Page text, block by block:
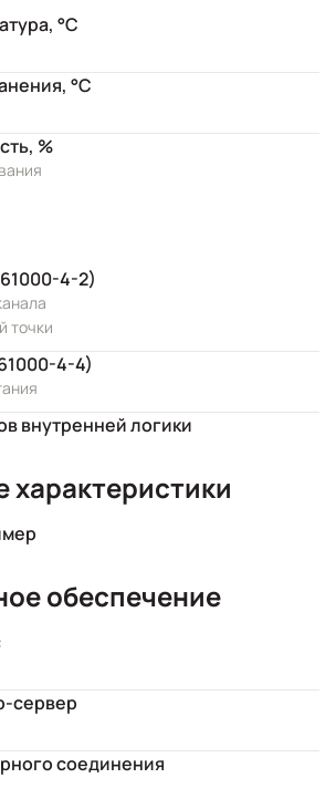
°C
°C
%
4-2)
точки
4-4)
внутренней логики
обеспечение
сервер
соединения